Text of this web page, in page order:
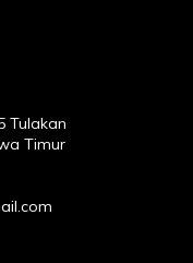
Tulakan
Timur